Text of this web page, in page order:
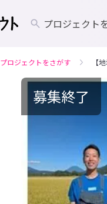
プロジェクト
プロジェクトをさがす 【
募集終了